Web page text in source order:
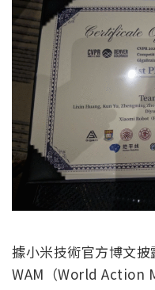
據小米技術官方博文
WAM（World Action